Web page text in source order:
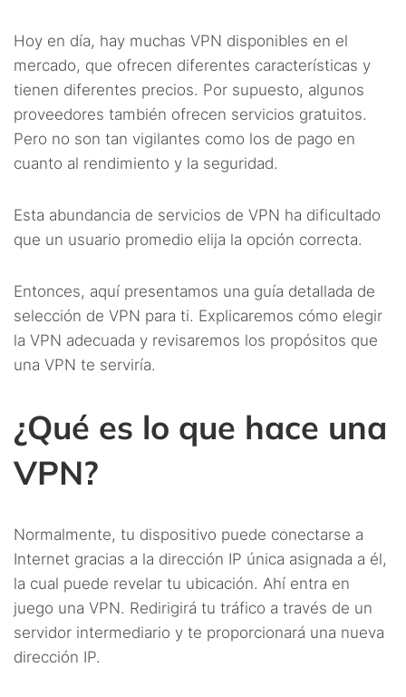
Hoy en día, hay muchas VPN disponibles en el
mercado, que ofrecen diferentes características y
tienen diferentes precios. Por supuesto, algunos
proveedores también ofrecen servicios gratuitos.
Pero no son tan vigilantes como los de pago en
cuanto al rendimiento y la seguridad.
Esta abundancia de servicios de VPN ha dificultado
que un usuario promedio elija la opción correcta.
Entonces, aquí presentamos una guía detallada de
selección de VPN para ti. Explicaremos cómo elegir
la VPN adecuada y revisaremos los propósitos que
una VPN te serviría.
¿Qué es lo que hace una
VPN?
Normalmente, tu dispositivo puede conectarse a
Internet gracias a la dirección IP única asignada a él,
la cual puede revelar tu ubicación. Ahí entra en
juego una VPN. Redirigirá tu tráfico a través de un
servidor intermediario y te proporcionará una nueva
dirección IP.